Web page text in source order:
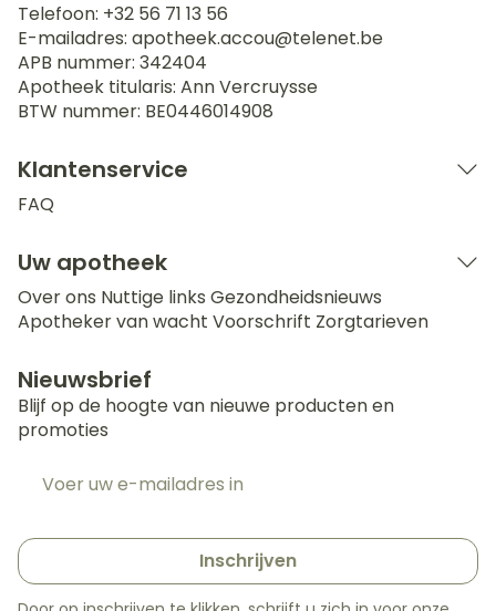
Telefoon: +32 56 71 13 56
E-mailadres: apotheek.accou@telenet.be
APB nummer: 342404
Apotheek titularis: Ann Vercruysse
BTW nummer: BE0446014908
Klantenservice
FAQ
Uw apotheek
Over ons Nuttige links Gezondheidsnieuws
Apotheker van wacht Voorschrift Zorgtarieven
Nieuwsbrief
Blijf op de hoogte van nieuwe producten en
promoties
Inschrijven